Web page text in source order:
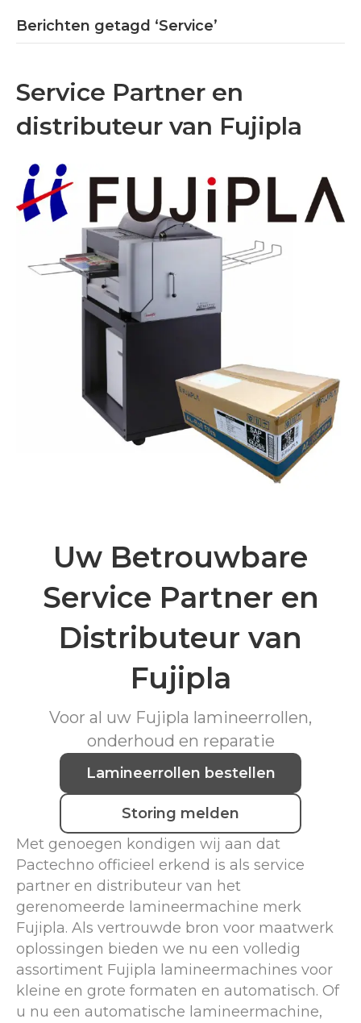
Berichten getagd ‘Service’
Service Partner en
distributeur van Fujipla
Uw Betrouwbare
Service Partner en
Distributeur van
Fujipla
Voor al uw Fujipla lamineerrollen,
onderhoud en reparatie
Lamineerrollen bestellen
Storing melden
Met genoegen kondigen wij aan dat
Pactechno officieel erkend is als service
partner en distributeur van het
gerenomeerde lamineermachine merk
Fujipla. Als vertrouwde bron voor maatwerk
oplossingen bieden we nu een volledig
assortiment Fujipla lamineermachines voor
kleine en grote formaten en automatisch. Of
u nu een automatische lamineermachine,